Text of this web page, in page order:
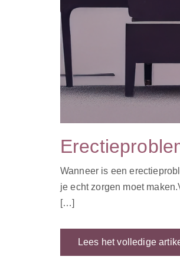
Wanneer is een
je echt zorgen moet
[…]
Lees het volledige